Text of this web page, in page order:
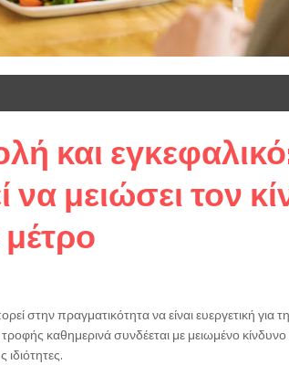
και
μειώσει τον
στην πραγματικότητα να είναι ευεργετική για
καθημερινά συνδέεται με μειωμένο
ιδιότητες.